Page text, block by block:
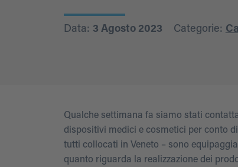
Data: 3 Agosto 2023 Categorie:
Qualche settimana fa siamo stati
dispositivi medici e cosmetici per conto
tutti collocati in Veneto – sono
quanto riguarda la realizzazione dei